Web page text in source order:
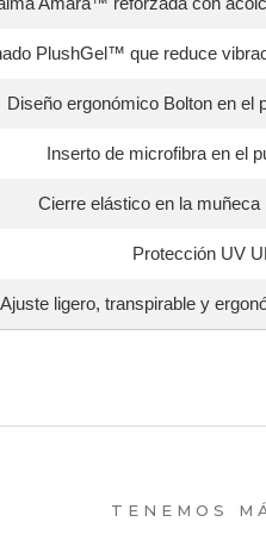
PlushGel™ que reduce
Diseño ergonómico Bolton en el
Inserto de microfibra en el
Cierre elástico en la
Protección UV
Ajuste ligero, transpirable y